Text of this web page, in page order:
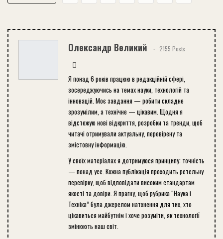
Олександр Великий 2155 Posts
Я понад 6 років працюю в редакційній сфері,
зосереджуючись на темах науки, технологій та
інновацій. Моє завдання — робити складне
зрозумілим, а технічне — цікавим. Щодня я
відстежую нові відкриття, розробки та тренди, щоб
читачі отримували актуальну, перевірену та
змістовну інформацію.
У своїх матеріалах я дотримуюся принципу: точність
— понад усе. Кожна публікація проходить ретельну
перевірку, щоб відповідати високим стандартам
якості та довіри. Я прагну, щоб рубрика “Наука і
Техніка” була джерелом натхнення для тих, хто
цікавиться майбутнім і хоче розуміти, як технології
змінюють наш світ.